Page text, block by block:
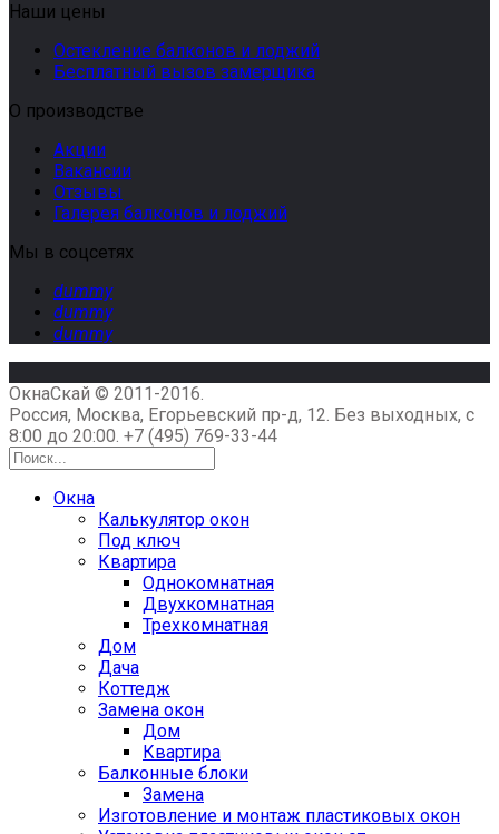
Наши цены
Остекление балконов и лоджий
Бесплатный вызов замерщика
О производстве
Акции
Вакансии
Отзывы
Галерея балконов и лоджий
Мы в соцсетях
dummy
dummy
dummy
ОкнаСкай © 2011-2016.
Россия, Москва, Егорьевский пр-д, 12. Без выходных, с
8:00 до 20:00. +7 (495) 769-33-44
Окна
Калькулятор окон
Под ключ
Квартира
Однокомнатная
Двухкомнатная
Трехкомнатная
Дом
Дача
Коттедж
Замена окон
Дом
Квартира
Балконные блоки
Замена
Изготовление и монтаж пластиковых окон